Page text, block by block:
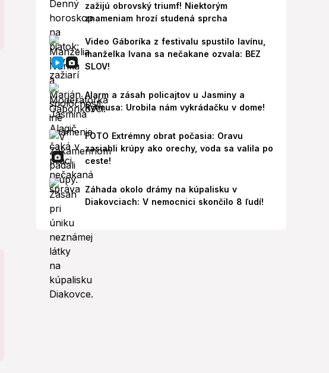
zažijú obrovský triumf! Niektorým
znameniam hrozí studená sprcha
Video Gáboríka z festivalu spustilo lavínu,
manželka Ivana sa nečakane ozvala: BEZ
SLOV!
Alarm a zásah policajtov u Jasminy a
Rytmusa: Urobila nám vykrádačku v dome!
FOTO Extrémny obrat počasia: Oravu
zasiahli krúpy ako orechy, voda sa valila po
ceste!
Záhada okolo drámy na kúpalisku v
Diakovciach: V nemocnici skončilo 8 ľudí!